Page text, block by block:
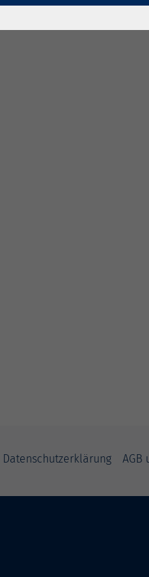
Datenschutzerklärung AGB